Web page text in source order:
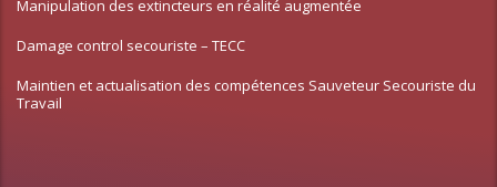
Manipulation des extincteurs en réalité augmentée
Damage control secouriste – TECC
Maintien et actualisation des compétences Sauveteur Secouriste du
Travail